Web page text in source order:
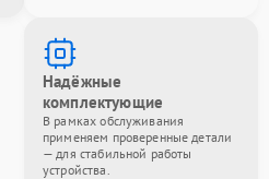
Надёжные
комплектующие
В рамках обслуживания
применяем проверенные детали
— для стабильной работы
устройства.